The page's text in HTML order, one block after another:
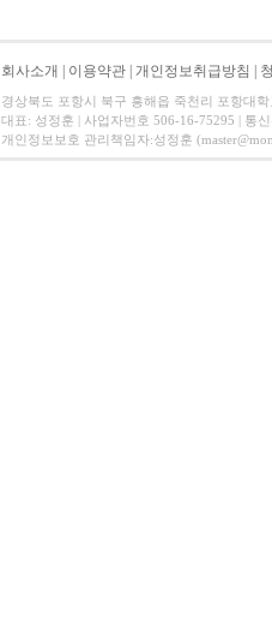
회사소개 이용약관 개인정보취급방침
경상북도 포항시 북구 흥해읍 죽천리 포항대
대표: 성정훈 | 사업자번호 506-16-75295 | 통
개인정보보호 관리책임자:성정훈